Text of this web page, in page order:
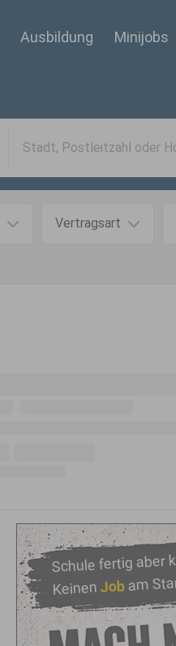
Ausbildung Minijobs
Vertragsart